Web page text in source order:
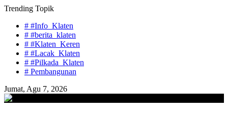
Skip
content
Trending Topik
# #Info_Klaten
# #berita_klaten
# #Klaten_Keren
# #Lacak_Klaten
# #Pilkada_Klaten
# Pembangunan
Jumat, Agu 7, 2026